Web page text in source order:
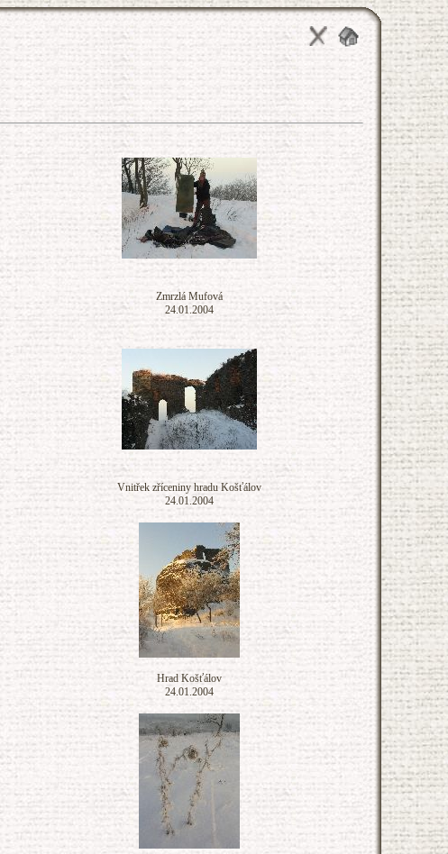
Zmrzlá Mufová
24.01.2004
Vnitřek zříceniny hradu Košťálov
24.01.2004
Hrad Košťálov
24.01.2004